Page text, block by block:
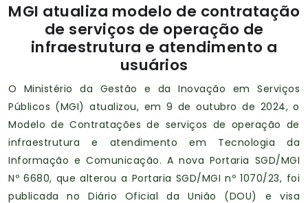
MGI atualiza modelo de contratação
de serviços de operação de
infraestrutura e atendimento a
usuários
O Ministério da Gestão e da Inovação em Serviços
Públicos (MGI) atualizou, em 9 de outubro de 2024, o
Modelo de Contratações de serviços de operação de
infraestrutura e atendimento em Tecnologia da
Informação e Comunicação. A nova Portaria SGD/MGI
Nº 6680, que alterou a Portaria SGD/MGI nº 1070/23, foi
publicada no Diário Oficial da União (DOU) e visa